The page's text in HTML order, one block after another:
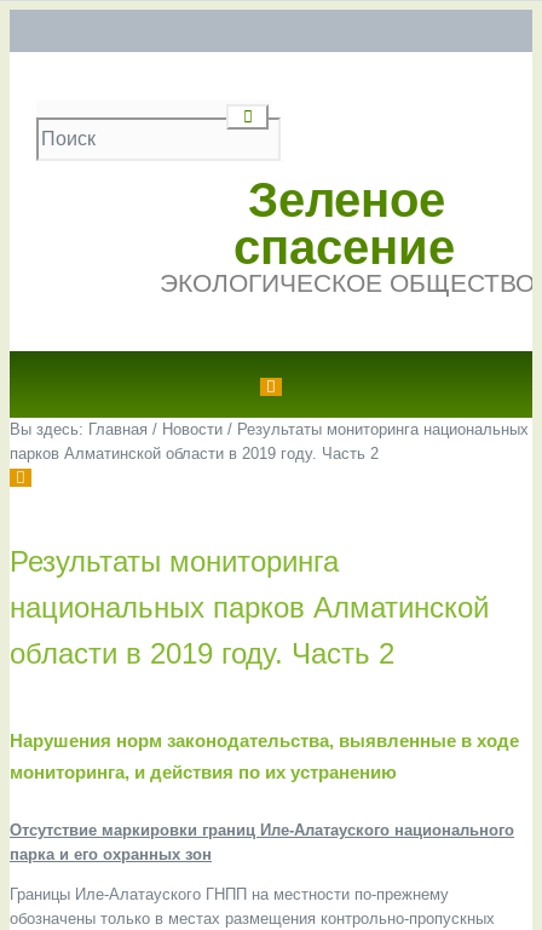
Зеленое
спасение
ЭКОЛОГИЧЕСКОЕ ОБЩЕСТВО
Вы здесь: Главная / Новости / Результаты мониторинга национальных
парков Алматинской области в 2019 году. Часть 2
Результаты мониторинга
национальных парков Алматинской
области в 2019 году. Часть 2
Нарушения норм законодательства, выявленные в ходе
мониторинга, и действия по их устранению
Отсутствие маркировки границ Иле-Алатауского национального
парка и его охранных зон
Границы Иле-Алатауского ГНПП на местности по-прежнему
обозначены только в местах размещения контрольно-пропускных